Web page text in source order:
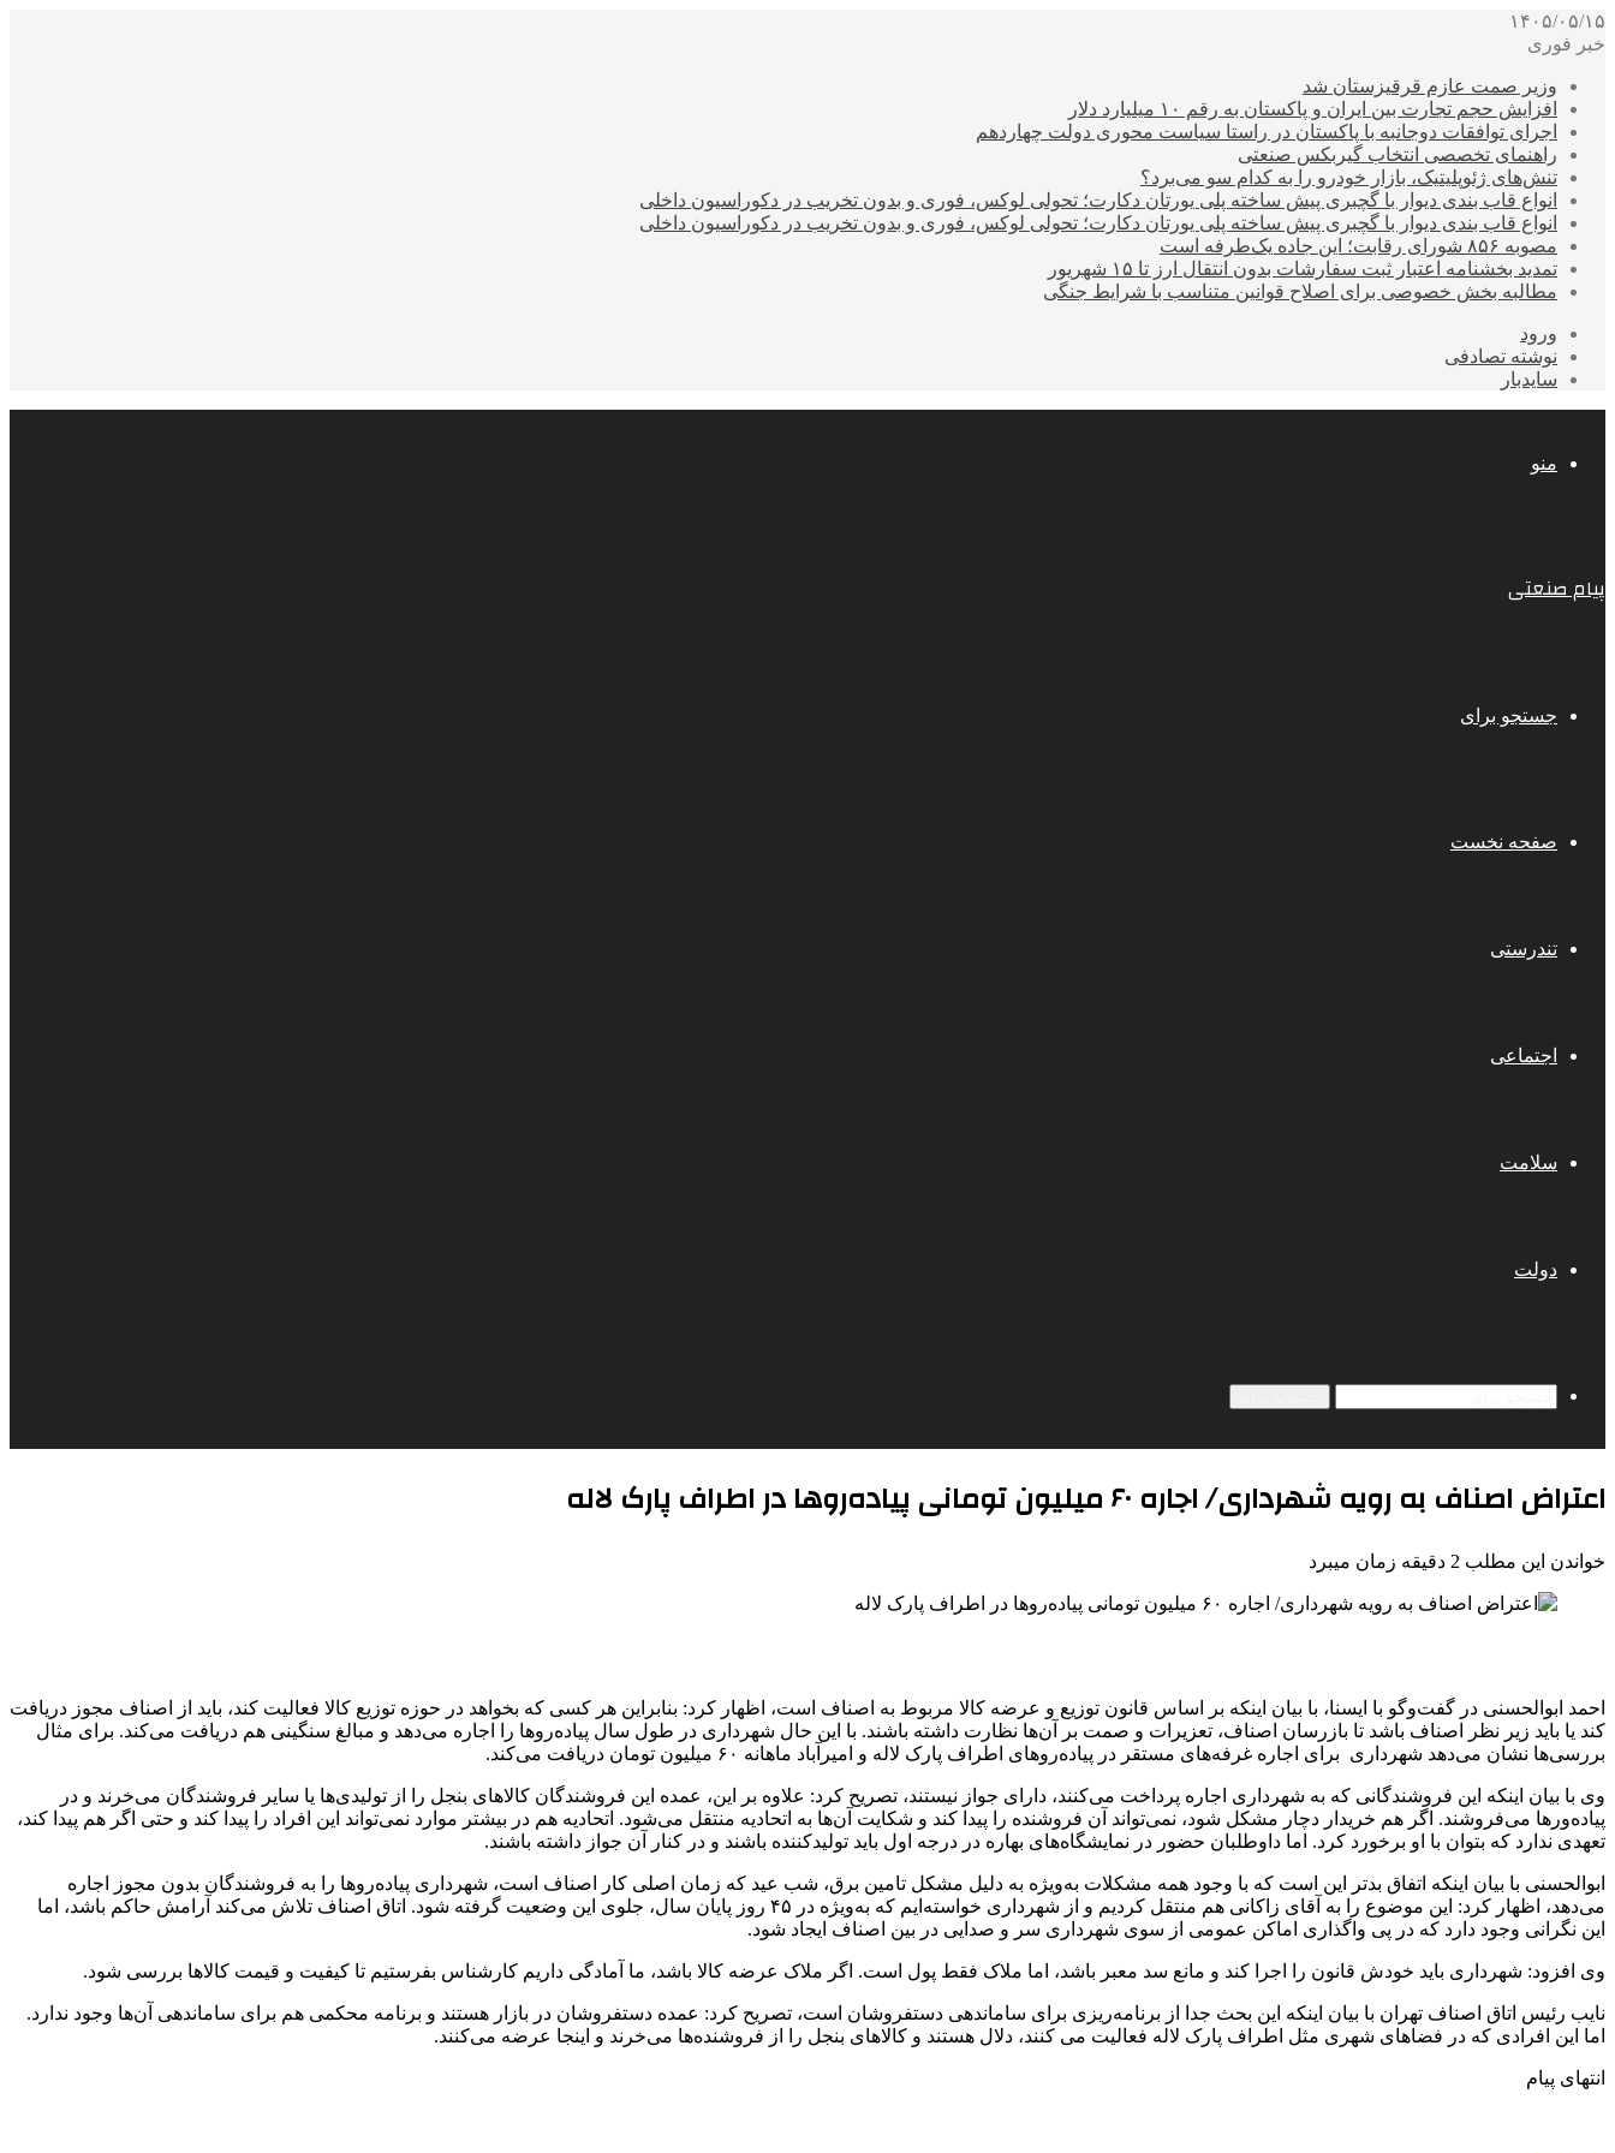
۱۴۰۵/۰۵/۱۵
خبر فوری
وزیر صمت عازم قرقیزستان شد
افزایش حجم تجارت بین ایران و پاکستان به رقم ۱۰ میلیارد دلار
اجرای توافقات دوجانبه با پاکستان در راستا سیاست محوری دولت چهاردهم
راهنمای تخصصی انتخاب گیربکس صنعتی
تنش‌های ژئوپلیتیک، بازار خودرو را به کدام سو می‌برد؟
انواع قاب بندی دیوار با گچبری پیش ساخته پلی یورتان دکارت؛ تحولی لوکس، فوری و بدون تخریب در دکوراسیون داخلی
انواع قاب بندی دیوار با گچبری پیش ساخته پلی یورتان دکارت؛ تحولی لوکس، فوری و بدون تخریب در دکوراسیون داخلی
مصوبه ۸۵۶ شورای رقابت؛ این جاده یک‌طرفه است
تمدید بخشنامه اعتبار ثبت سفارشات بدون انتقال ارز تا ۱۵ شهریور
مطالبه بخش خصوصی برای اصلاح قوانین متناسب با شرایط جنگی
ورود
نوشته تصادفی
سایدبار
منو
پیام صنعتی
جستجو برای
صفحه نخست
تندرستی
اجتماعی
سلامت
دولت
اعتراض اصناف به رویه شهرداری/ اجاره ۶۰ میلیون تومانی پیاده‌روها در اطراف پارک لاله
خواندن این مطلب 2 دقیقه زمان میبرد
احمد ابوالحسنی در گفت‌وگو با ایسنا، با بیان اینکه بر اساس قانون توزیع و عرضه کالا مربوط به اصناف است، اظهار کرد: بنابراین هر کسی که بخواهد در حوزه توزیع کالا فعالیت کند، باید از اصناف مجوز دریافت
کند یا باید زیر نظر اصناف باشد تا بازرسان اصناف، تعزیرات و صمت بر آن‌ها نظارت داشته باشند. با این حال شهرداری در طول سال پیاده‌روها را اجاره می‌دهد و مبالغ سنگینی هم دریافت می‌کند. برای مثال
بررسی‌ها نشان می‌دهد شهرداری برای اجاره غرفه‌های مستقر در پیاده‌روهای اطراف پارک لاله و امیرآباد ماهانه ۶۰ میلیون تومان دریافت می‌کند.
وی با بیان اینکه این فروشندگانی که به شهرداری اجاره پرداخت می‌کنند، دارای جواز نیستند، تصریح کرد: علاوه بر این، عمده این فروشندگان کالاهای بنجل را از تولیدی‌ها یا سایر فروشندگان می‌خرند و در
پیاده‌ورها می‌فروشند. اگر هم خریدار دچار مشکل شود، نمی‌تواند آن فروشنده را پیدا کند و شکایت ‌آن‌ها به اتحادیه منتقل می‌شود. اتحادیه هم در بیشتر موارد نمی‌تواند این افراد را پیدا کند و حتی اگر هم پیدا کند،
تعهدی ندارد که بتوان با او برخورد کرد. اما داوطلبان حضور در نمایشگاه‌های بهاره در درجه اول باید تولیدکننده باشند و در کنار آن جواز داشته باشند.
ابوالحسنی با بیان اینکه اتفاق بدتر این است که با وجود همه مشکلات به‌ویژه به دلیل مشکل تامین برق، شب عید که زمان اصلی کار اصناف است، شهرداری پیاده‌روها را به فروشندگان بدون مجوز اجاره‌
می‌دهد، اظهار کرد: این موضوع را به آقای زاکانی هم منتقل کردیم و از شهرداری خواسته‌ایم که به‌ویژه در ۴۵ روز پایان سال، جلوی این وضعیت گرفته شود. اتاق اصناف تلاش می‌کند آرامش حاکم باشد، اما
این نگرانی وجود دارد که در پی واگذاری اماکن عمومی از سوی شهرداری سر و صدایی در بین اصناف ایجاد شود.
وی افزود: شهرداری باید خودش قانون را اجرا کند و مانع سد معبر باشد، اما ملاک فقط پول است. اگر ملاک عرضه کالا باشد، ما آمادگی داریم کارشناس بفرستیم تا کیفیت و قیمت کالاها بررسی شود.
نایب رئیس اتاق اصناف تهران با بیان اینکه این بحث جدا از برنامه‌ریزی برای ساماندهی دستفروشان است، تصریح کرد: عمده دستفروشان در بازار هستند و برنامه محکمی هم برای ساماندهی آن‌ها وجود ندارد.
اما این افرادی که در فضاهای شهری مثل اطراف پارک لاله فعالیت می کنند، دلال هستند و کالاهای بنجل را از فروشنده‌ها می‌خرند و اینجا عرضه می‌کنند.
انتهای پیام